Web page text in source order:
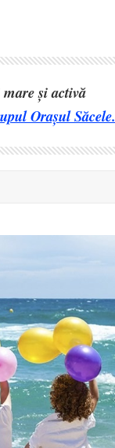
și activă
Orașul Săcele.